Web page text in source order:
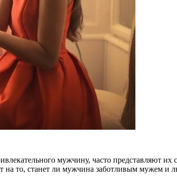
мужчину, часто представляют
то, станет ли мужчина заботливым мужем и